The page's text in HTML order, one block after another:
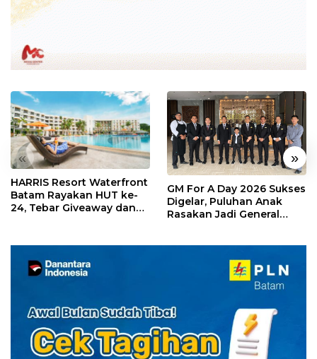
« »
HARRIS Resort Waterfront
Batam Rayakan HUT ke-
24, Tebar Giveaway dan
GM For A Day 2026 Sukses
Digelar, Puluhan Anak
Rasakan Jadi General